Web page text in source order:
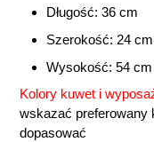
Długość: 36 cm
Szerokość: 24 cm
Wysokość: 54 cm
Kolory kuwet i
wskazać preferowany
dopasować